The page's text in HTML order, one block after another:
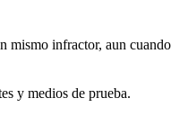
mismo infractor, aun cuando
y medios de prueba.